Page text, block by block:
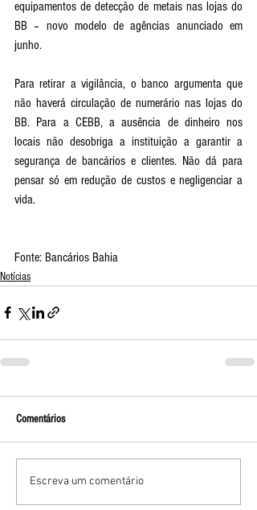
equipamentos de detecção de metais nas lojas do
BB – novo modelo de agências anunciado em
junho.
Para retirar a vigilância, o banco argumenta que
não haverá circulação de numerário nas lojas do
BB. Para a CEBB, a ausência de dinheiro nos
locais não desobriga a instituição a garantir a
segurança de bancários e clientes. Não dá para
pensar só em redução de custos e negligenciar a
vida.
Fonte: Bancários Bahia
Notícias
Comentários
Escreva um comentário